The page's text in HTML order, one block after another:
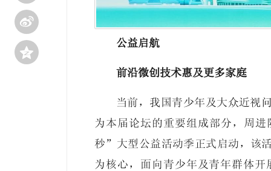


公益启航
前沿微创技术惠及更多家庭
当前，我国青少年及大众近视
为本届论坛的重要组成部分，周
秒”大型公益活动季正式启动，该
为核心，面向青少年及青年群体